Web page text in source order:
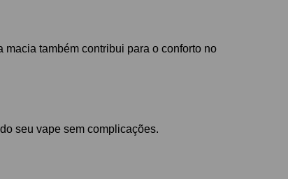
também contribui para o conforto no
seu vape sem complicações.